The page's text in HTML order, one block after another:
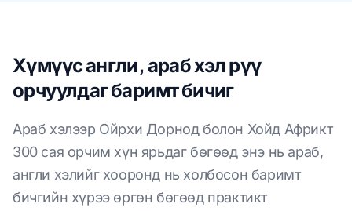
Хүмүүс англи, араб хэл рүү
орчуулдаг баримт бичиг
Араб хэлээр Ойрхи Дорнод болон Хойд Африкт
300 сая орчим хүн ярьдаг бөгөөд энэ нь араб,
англи хэлийг хооронд нь холбосон баримт
бичгийн хүрээ өргөн бөгөөд практикт